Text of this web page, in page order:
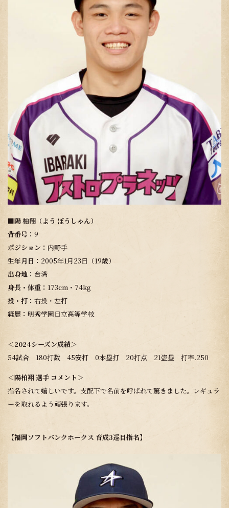
■陽 柏翔（よう ぼうしゃん）
背番号： 9
ポジション： 内野手
生年月日： 2005年1月23日（19歳）
出身地： 台湾
身長・体重： 173cm・74kg
投・打： 右投・左打
経歴： 明秀学園日立高等学校
＜2024シーズン成績＞
54試合 180打数 45安打 0本塁打 20打点 21盗塁 打率.250
＜陽柏翔 選手 コメント＞
指名されて嬉しいです。支配下で名前を呼ばれて驚きました。レギュラ
ーを取れるよう頑張ります。
【福岡ソフトバンクホークス 育成3巡目指名】